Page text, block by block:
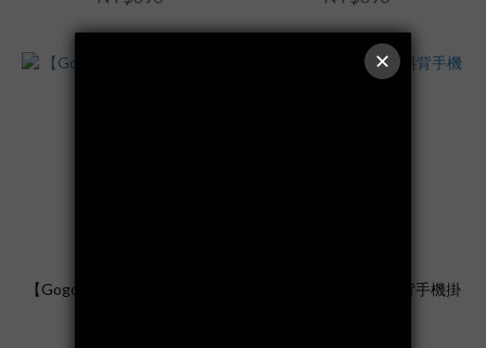
【Gogoblue】7MM斜背手機掛
【Gogoblue】7MM斜背手機掛